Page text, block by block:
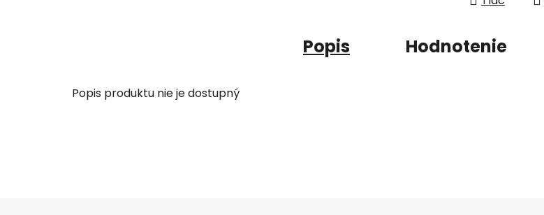
Popis Hodnotenie
Popis produktu nie je dostupný